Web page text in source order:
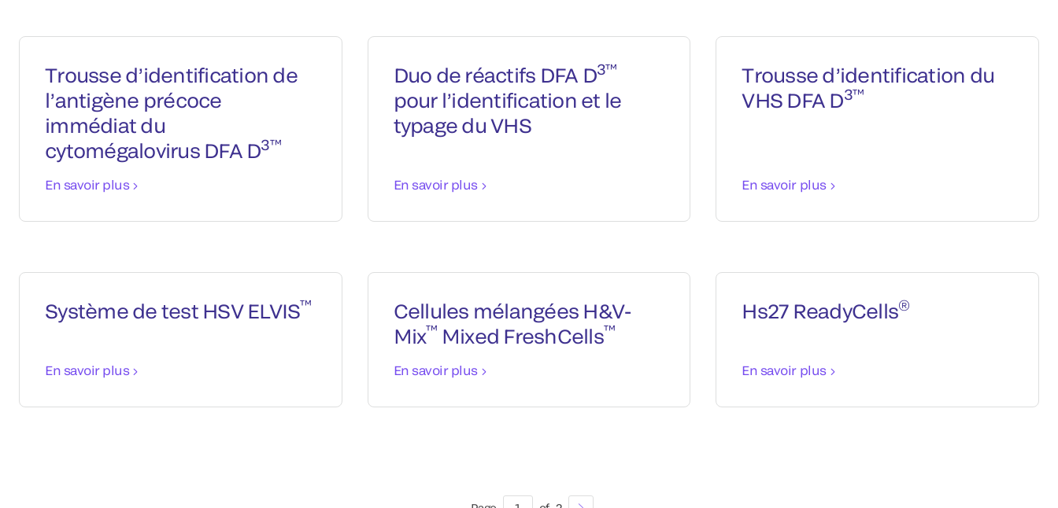
Trousse d’identification de
l’antigène précoce
immédiat du
cytomégalovirus DFA D3™
En savoir plus
Duo de réactifs DFA D3™
pour l’identification et le
typage du VHS
En savoir plus
Trousse d’identification du
VHS DFA D3™
En savoir plus
Système de test HSV ELVIS™
En savoir plus
Cellules mélangées H&V-
Mix™ Mixed FreshCells™
En savoir plus
Hs27 ReadyCells®
En savoir plus